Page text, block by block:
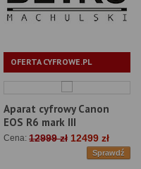
OFERTA CYFROWE.PL
Aparat cyfrowy Canon
EOS R6 mark III
Cena: 12999 zł 12499 zł
Sprawdź